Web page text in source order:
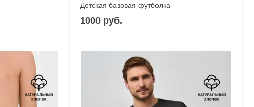
Детская базовая футболка
1000 руб.